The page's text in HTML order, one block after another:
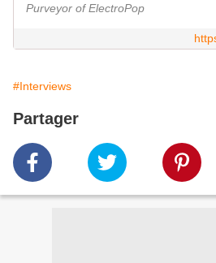
Purveyor of ElectroPop
#Interviews
Partager